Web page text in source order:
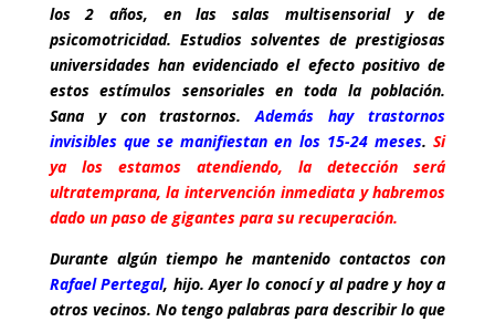
los 2 años, en las salas multisensorial y de
psicomotricidad. Estudios solventes de prestigiosas
universidades han evidenciado el efecto positivo de
estos estímulos sensoriales en toda la población.
Sana y con trastornos.Además hay trastornos
invisibles que se manifiestan en los 15-24 meses.Si
ya los estamos atendiendo, la detección será
ultratemprana, la intervención inmediata y habremos
dado un paso de gigantes para su recuperación.
Durante algún tiempo he mantenido contactos con
Rafael Pertegal, hijo. Ayer lo conocí y al padre y hoy a
otros vecinos. No tengo palabras para describir lo que